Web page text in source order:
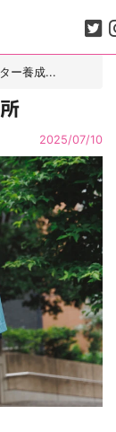
ー養成...
2025/07/10